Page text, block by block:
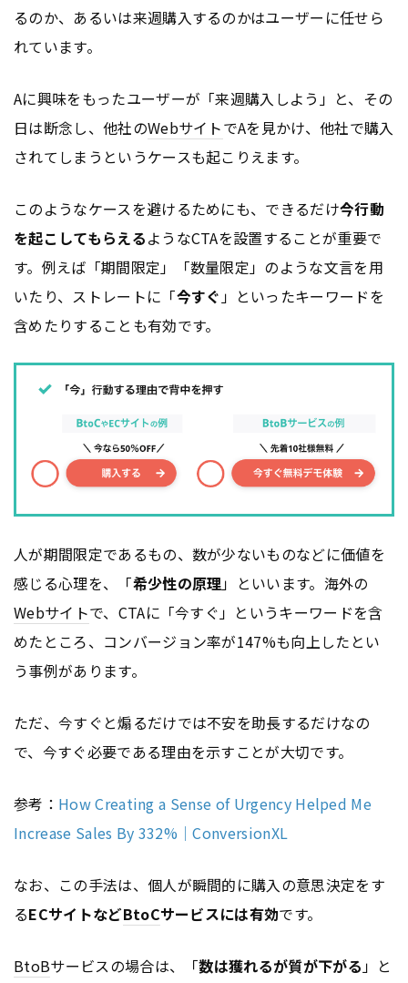
るのか、あるいは来週購入するのかはユーザーに任せら
れています。
Aに興味をもったユーザーが「来週購入しよう」と、その
日は断念し、他社のWebサイトでAを見かけ、他社で購入
されてしまうというケースも起こりえます。
このようなケースを避けるためにも、できるだけ今行動
を起こしてもらえるようなCTAを設置することが重要で
す。例えば「期間限定」「数量限定」のような文言を用
いたり、ストレートに「今すぐ 」といったキーワードを
含めたりすることも有効です。
人が期間限定であるもの、数が少ないものなどに価値を
感じる心理を、「希少性の原理」といいます。海外の
Webサイトで、CTAに「今すぐ」というキーワードを含
めたところ、コンバージョン率が147%も向上したとい
う事例があります。
ただ、今すぐと煽るだけでは不安を助長するだけなの
で、今すぐ必要である理由を示すことが大切です。
参考： How Creating a Sense of Urgency Helped Me
Increase Sales By 332%｜ConversionXL
なお、この手法は、個人が瞬間的に購入の意思決定をす
るECサイトなどBtoCサービスには有効です。
BtoBサービスの場合は、「数は獲れるが質が下がる」と